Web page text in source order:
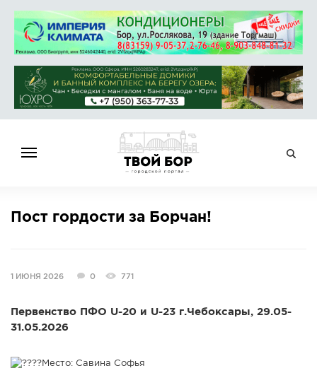
НОВОСТИ
АФИША
СПРАВКА
Пост гордости за Борчан!
1 ИЮНЯ 2026 0 771
Первенство ПФО U-20 и U-23 г.Чебоксары, 29.05-
31.05.2026
Место: Савина Софья